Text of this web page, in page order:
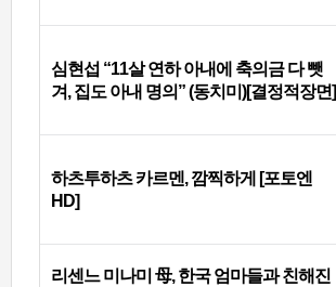
심현섭 “11살 연하 아내에 축의금 다 뺏
겨, 집도 아내 명의” (동치미)[결정적장면]
하츠투하츠 카르멘, 깜찍하게 [포토엔
HD]
리센느 미나미 母, 한국 엄마들과 친해진